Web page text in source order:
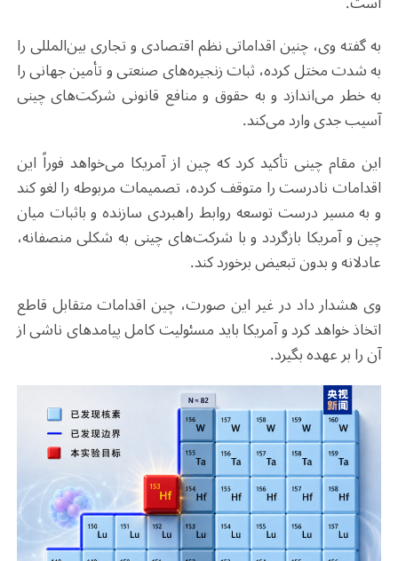
به گفته وی، چنین اقداماتی نظم اقتصادی و تجاری بین‌المللی را
به شدت مختل کرده، ثبات زنجیره‌های صنعتی و تأمین جهانی را
به خطر می‌اندازد و به حقوق و منافع قانونی شرکت‌های چینی
آسیب جدی وارد می‌کند.
این مقام چینی تأکید کرد که چین از آمریکا می‌خواهد فوراً این
اقدامات نادرست را متوقف کرده، تصمیمات مربوطه را لغو کند
و به مسیر درست توسعه روابط راهبردی سازنده و باثبات میان
چین و آمریکا بازگردد و با شرکت‌های چینی به شکلی منصفانه،
عادلانه و بدون تبعیض برخورد کند.
وی هشدار داد در غیر این صورت، چین اقدامات متقابل قاطع
اتخاذ خواهد کرد و آمریکا باید مسئولیت کامل پیامدهای ناشی از
آن را بر عهده بگیرد.